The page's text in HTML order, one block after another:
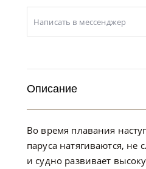
Написать в мессенджер
Описание
Во время плавания
паруса натягиваются, не
и судно развивает